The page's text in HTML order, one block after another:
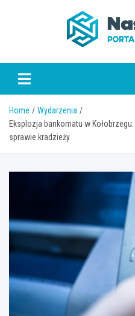
Home
Wydarzenia
Eksplozja bankomatu w
sprawie kradzieży